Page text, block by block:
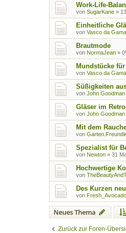
Work-Life-
von SugarKane »
Einheitliche
von Vasco da Gama
Brautmode
von NormaJean »
Mundstücke
von Vasco da Gama
Süßigkeiten
von John Goodman
Gläser im
von John Goodman
Mit dem
von
Spezialist für
von Newton » 31
Hochwertige
von
Des Kurzen
von Fresh_Avocado
Neues Thema
Zurück zur Foren-